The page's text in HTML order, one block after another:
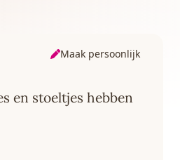
Maak persoonlijk
en stoeltjes hebben